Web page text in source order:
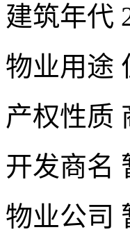
建筑年代
物业用途
产权性质
开发商名
物业公司